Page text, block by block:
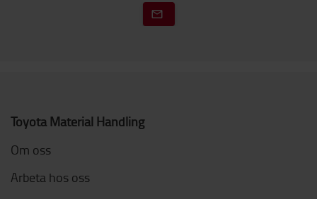
Toyota Material Handling
Om oss
Arbeta hos oss